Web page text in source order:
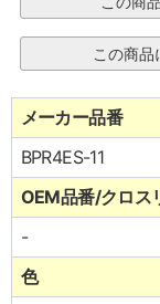
メーカー品番
BPR4ES-11
OEM品番/クロス
-
色